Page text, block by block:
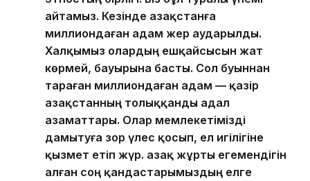
айтамыз. Кезінде Қазақстанға
миллиондаған адам жер аударылды.
Халқымыз олардың ешқайсысын жат
көрмей, бауырына басты. Сол буыннан
тараған миллиондаған адам — қазір
Қазақстанның толыққанды адал
азаматтары. Олар мемлекетімізді
дамытуға зор үлес қосып, ел игілігіне
қызмет етіп жүр. Қазақ жұрты егемендігін
алған соң қандастарымыздың елге